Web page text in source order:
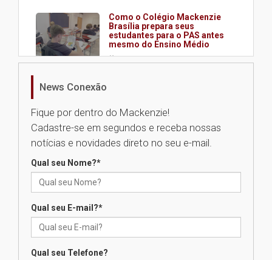
Como o Colégio Mackenzie
Brasília prepara seus
estudantes para o PAS antes
mesmo do Ensino Médio
04.08.2026
na educação dos filhos além da
escola
04.08.2026
docentes para debater
News Conexão
Fique por dentro do Mackenzie!
Cadastre-se em segundos e receba nossas
notícias e novidades direto no seu e-mail.
Qual seu Nome?*
Qual seu E-mail?*
Qual seu Telefone?